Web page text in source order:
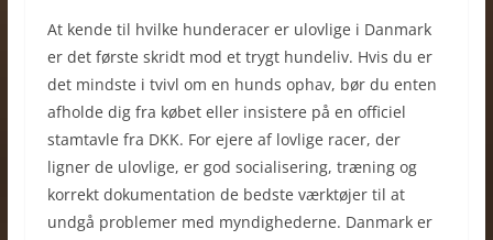
At kende til hvilke hunderacer er ulovlige i Danmark
er det første skridt mod et trygt hundeliv. Hvis du er
det mindste i tvivl om en hunds ophav, bør du enten
afholde dig fra købet eller insistere på en officiel
stamtavle fra DKK. For ejere af lovlige racer, der
ligner de ulovlige, er god socialisering, træning og
korrekt dokumentation de bedste værktøjer til at
undgå problemer med myndighederne. Danmark er